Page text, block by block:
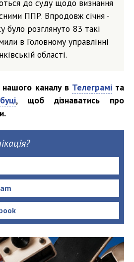
до суду щодо визнання
ППР. Впродовж січня -
було розглянуто 83 такі
в Головному управлінні
області.
каналу в Телеграміта
, щоб дізнаватись про